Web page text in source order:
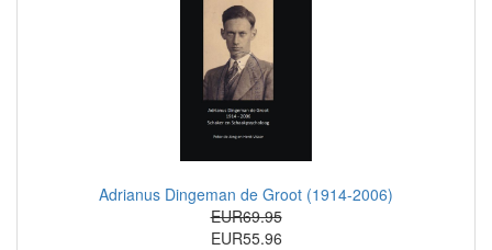
Adrianus Dingeman de Groot (1914-2006)
EUR69.95
EUR55.96